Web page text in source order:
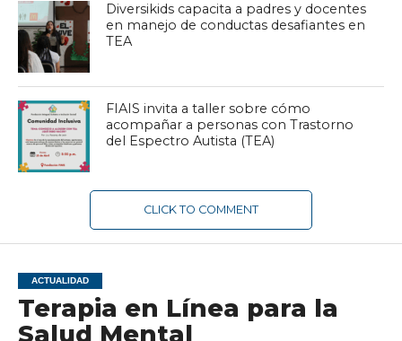
Diversikids capacita a padres y docentes
en manejo de conductas desafiantes en
TEA
FIAIS invita a taller sobre cómo
acompañar a personas con Trastorno
del Espectro Autista (TEA)
CLICK TO COMMENT
ACTUALIDAD
Terapia en Línea para la
Salud Mental